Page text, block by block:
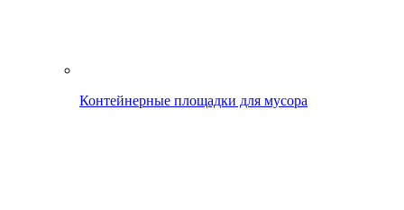
Контейнерные площадки для мусора